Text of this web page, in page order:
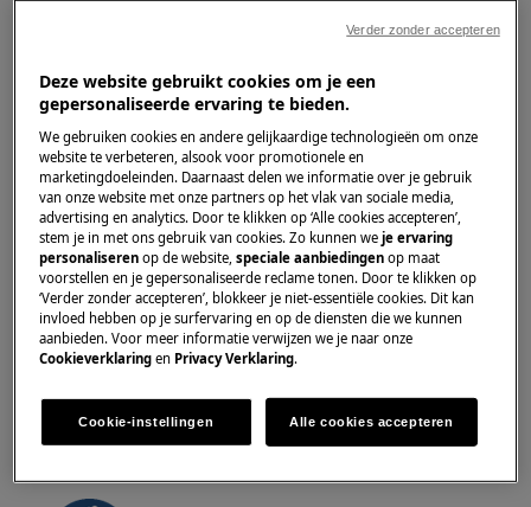
ATTENTION !RISQUE DE BLESSURE AUX YEUX
Portez des lunettes de sécurité si vous effectuez
des travaux de maintenance ou de réparation
impliquant des ressorts.
ATTENTION !RISQUE DE PINCEMENT
Deze website gebruikt cookies om je een
gepersonaliseerde ervaring te bieden.
We gebruiken cookies en andere gelijkaardige technologieën om onze
website te verbeteren, alsook voor promotionele en
marketingdoeleinden. Daarnaast delen we informatie over je gebruik
van onze website met onze partners op het vlak van sociale media,
advertising en analytics. Door te klikken op ‘Alle cookies accepteren’,
stem je in met ons gebruik van cookies. Zo kunnen weje ervaring
personaliseren op de website,speciale aanbiedingen op maat
voorstellen en je gepersonaliseerde reclame tonen. Door te klikken op
‘Verder zonder accepteren’, blokkeer je niet-essentiële cookies. Dit kan
invloed hebben op je surfervaring en op de diensten die we kunnen
aanbieden. Voor meer informatie verwijzen we je naar onze
Cookieverklaring en Privacy Verklaring.
Cookie-instellingen Alle cookies accepteren
Verder zonder accepteren